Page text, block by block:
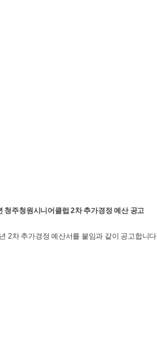
청주청원시니어클럽 2차 추가경정 예산 공고
2차 추가경정 예산서를 붙임과 같이 공고합니다.